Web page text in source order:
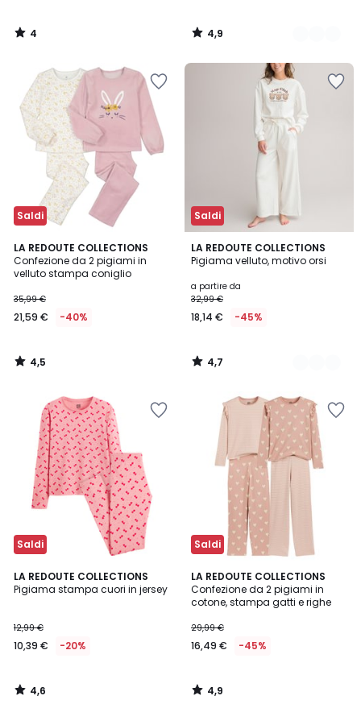
25,99
€
sconto
applicato.
4
/
4,9
/
Saldi
LA REDOUTE COLLECTIONS
Confezione da 2 pigiami in
velluto stampa coniglio
35,99 €
21,59 € -40%
4,5
/ 5
4,5
/
Saldi
LA REDOUTE COLLECTIONS
Pigiama velluto, motivo orsi
a partire da
32,99 €
18,14 € -45%
4,7
/ 5
2
Colori
4,7
/
Saldi
LA REDOUTE COLLECTIONS
Pigiama stampa cuori in jersey
12,99 €
10,39 € -20%
4,6
/ 5
4,6
/
Saldi
LA REDOUTE COLLECTIONS
Confezione da 2 pigiami in
cotone, stampa gatti e righe
29,99 €
16,49 € -45%
4,9
/ 5
4,9
/